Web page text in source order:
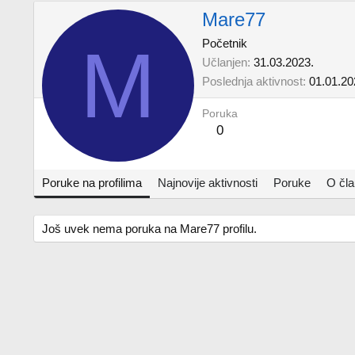
M
Mare77
Početnik
Učlanjen 31.03.2023.
Poslednja aktivnost
Poruka
0
Poruke na profilima Najnovije aktivnosti Poruke O
Još uvek nema poruka na Mare77 profilu.